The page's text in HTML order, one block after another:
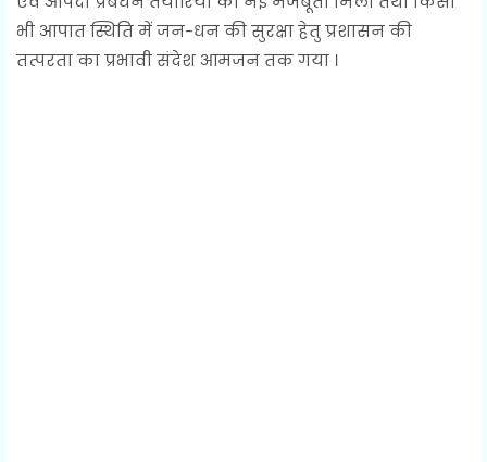
भी आपात स्थिति में जन-धन की सुरक्षा हेतु प्रशासन की
तत्परता का प्रभावी संदेश आमजन तक गया ।